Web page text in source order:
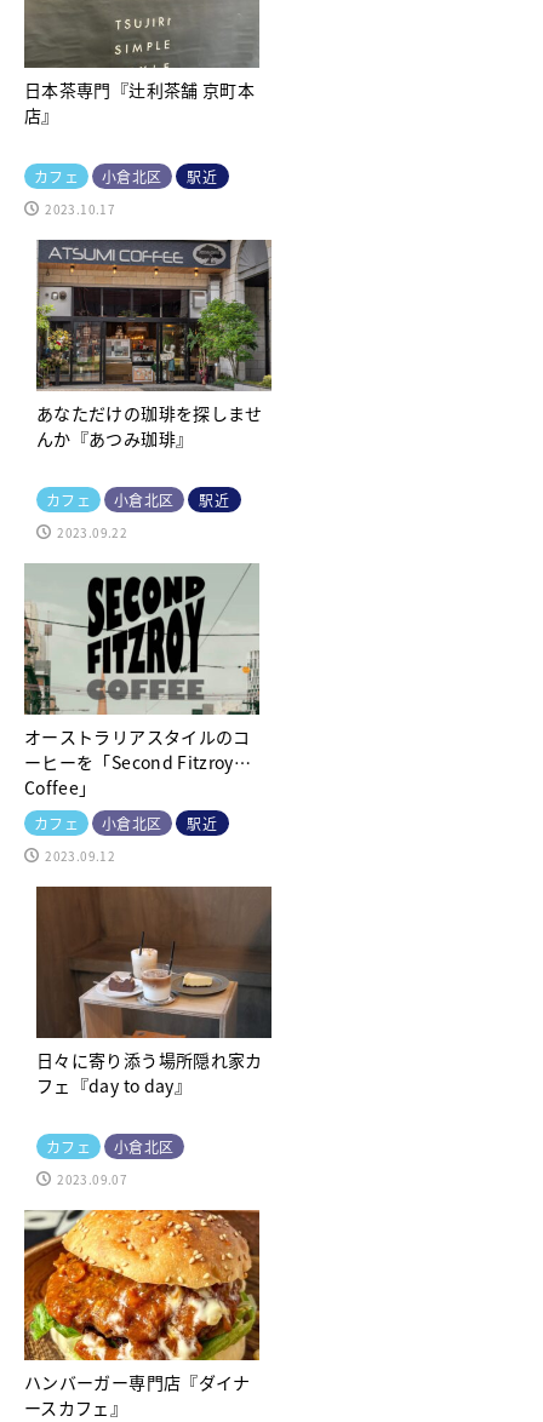
日本茶専門『辻利茶舗 京町本
店』
カフェ 小倉北区 駅近
2023.10.17
あなただけの珈琲を探しませ
んか『あつみ珈琲』
カフェ 小倉北区 駅近
2023.09.22
オーストラリアスタイルのコ
ーヒーを「Second Fitzroy
Coffee」
カフェ 小倉北区 駅近
2023.09.12
日々に寄り添う場所隠れ家カ
フェ『day to day』
カフェ 小倉北区
2023.09.07
ハンバーガー専門店『ダイナ
ースカフェ』